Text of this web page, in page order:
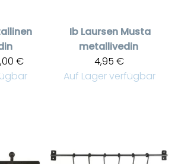
€
Ib Laursen Musta
metallivedin
4,95 €
Auf Lager verfügbar